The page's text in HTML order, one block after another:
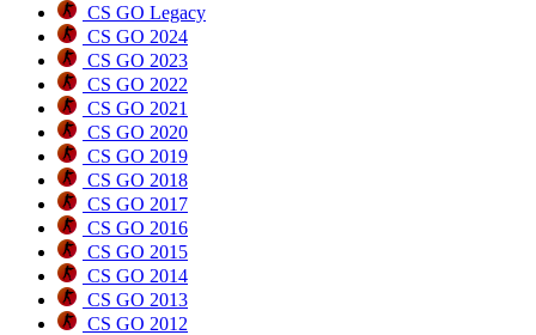
CS GO Legacy
CS GO 2024
CS GO 2023
CS GO 2022
CS GO 2021
CS GO 2020
CS GO 2019
CS GO 2018
CS GO 2017
CS GO 2016
CS GO 2015
CS GO 2014
CS GO 2013
CS GO 2012